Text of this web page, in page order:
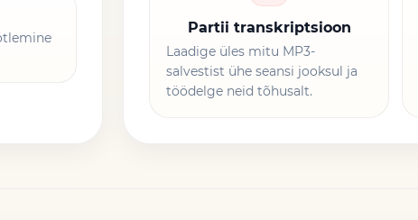
Partii transkriptsioon
Laadige üles mitu MP3-
salvestist ühe seansi jooksul ja
töödelge neid tõhusalt.